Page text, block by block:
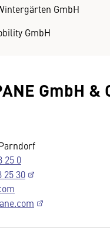
GmbH
GmbH
GmbH &
25 0
25 30